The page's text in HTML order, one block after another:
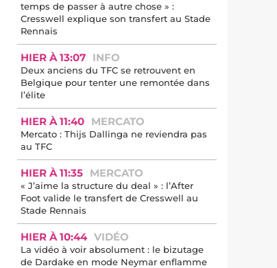
temps de passer à autre chose » :
Cresswell explique son transfert au Stade
Rennais
HIER À 13:07 INFO
Deux anciens du TFC se retrouvent en
Belgique pour tenter une remontée dans
l’élite
HIER À 11:40 MERCATO
Mercato : Thijs Dallinga ne reviendra pas
au TFC
HIER À 11:35 MERCATO
« J’aime la structure du deal » : l’After
Foot valide le transfert de Cresswell au
Stade Rennais
HIER À 10:44 VIDÉO
La vidéo à voir absolument : le bizutage
de Dardake en mode Neymar enflamme